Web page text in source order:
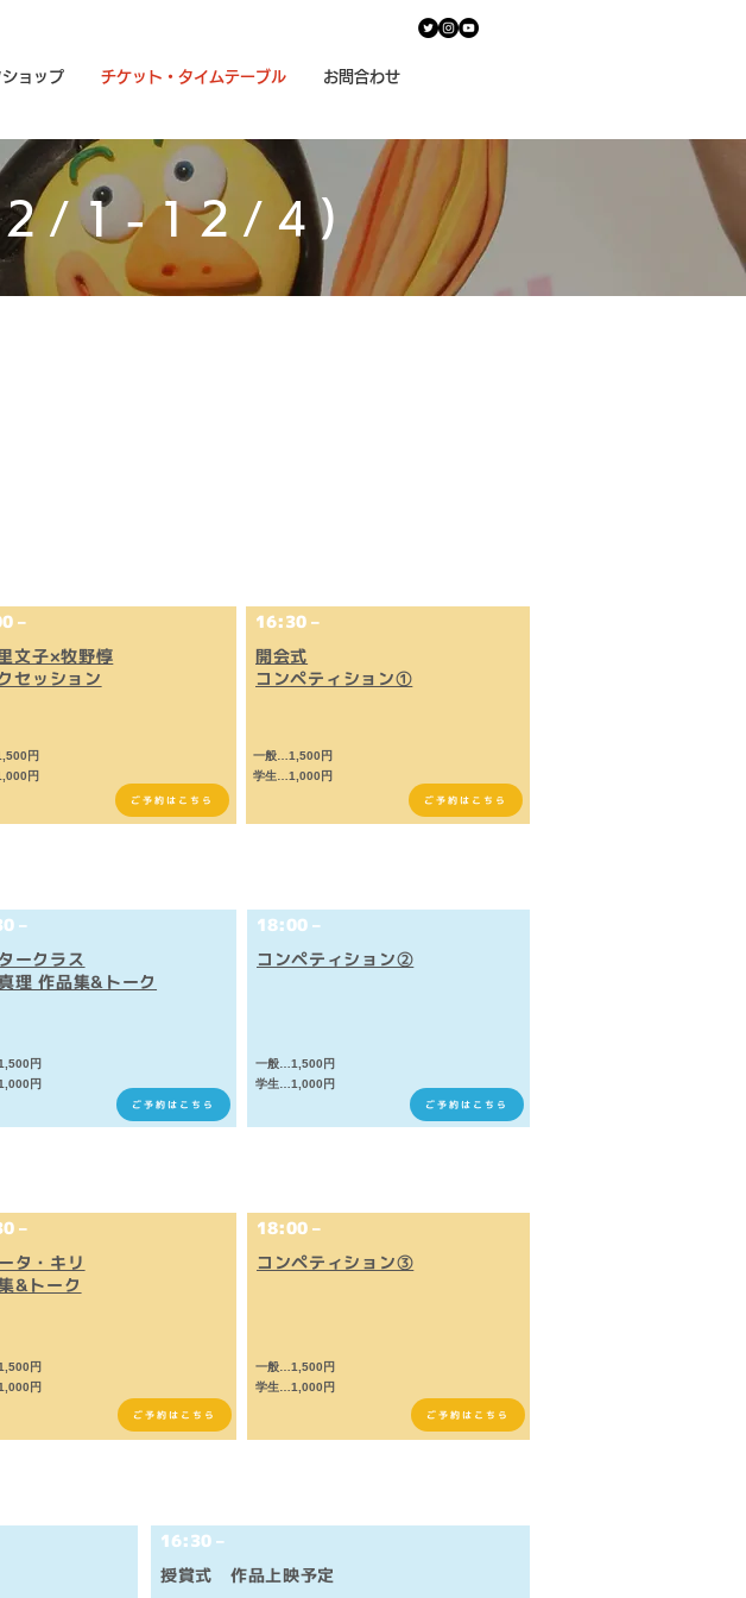
ョップ チケット・タイムテーブル お問合わせ
(12/1-12/4)
–
文子×牧野惇
セッション
円
円
ご予約はこちら
16:30 –
開会式
コンペティション①
一般…1,500円
学生…1,000円
ご予約はこちら
–
ークラス
理 作品集&トーク
円
円
ご予約はこちら
18:00 –
コンペティション②
一般…1,500円
学生…1,000円
ご予約はこちら
–
タ・キリ
&トーク
円
円
ご予約はこちら
18:00 –
コンペティション③
一般…1,500円
学生…1,000円
ご予約はこちら
16:30 –
授賞式 作品上映予定